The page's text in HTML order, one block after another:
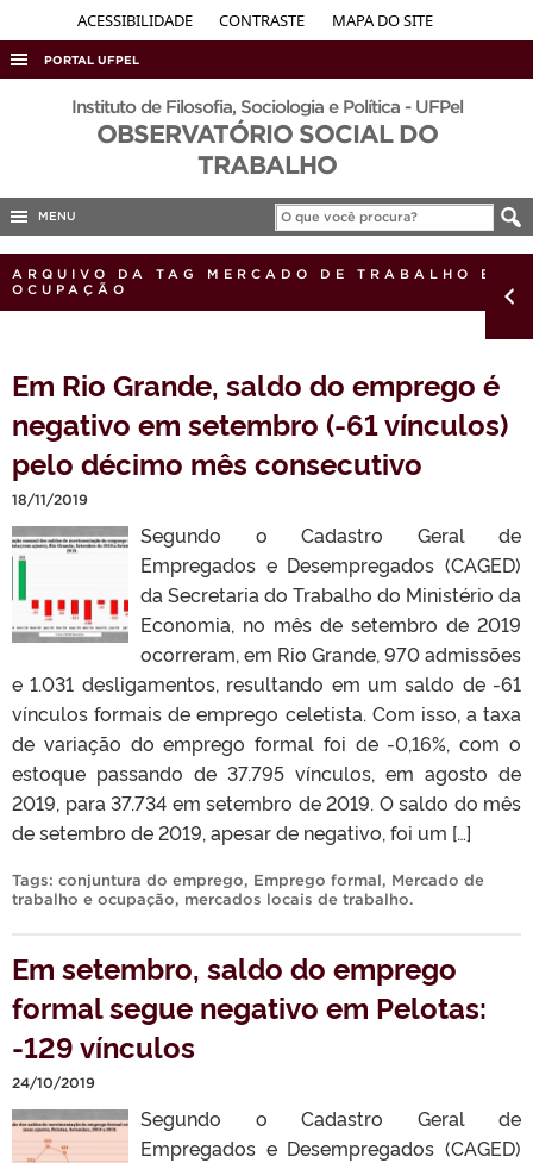
ACESSIBILIDADE CONTRASTE MAPA DO SITE
PORTAL UFPEL
ACESSO À INFORMAÇÃO
AUDITORIA
CONCURSOS
PORTARIAS
TELEFONES
Instituto de Filosofia, Sociologia e Política - UFPel
OBSERVATÓRIO SOCIAL DO
TRABALHO
MENU
ARQUIVO DA TAG MERCADO DE TRABALHO E
OCUPAÇÃO
Em Rio Grande, saldo do emprego é
negativo em setembro (-61 vínculos)
pelo décimo mês consecutivo
18/11/2019
Segundo o Cadastro Geral de
Empregados e Desempregados (CAGED)
da Secretaria do Trabalho do Ministério da
Economia, no mês de setembro de 2019
ocorreram, em Rio Grande, 970 admissões
e 1.031 desligamentos, resultando em um saldo de -61
vínculos formais de emprego celetista. Com isso, a taxa
de variação do emprego formal foi de -0,16%, com o
estoque passando de 37.795 vínculos, em agosto de
2019, para 37.734 em setembro de 2019. O saldo do mês
de setembro de 2019, apesar de negativo, foi um […]
Tags: conjuntura do emprego, Emprego formal, Mercado de
trabalho e ocupação, mercados locais de trabalho.
Em setembro, saldo do emprego
formal segue negativo em Pelotas:
-129 vínculos
24/10/2019
Segundo o Cadastro Geral de
Empregados e Desempregados (CAGED)